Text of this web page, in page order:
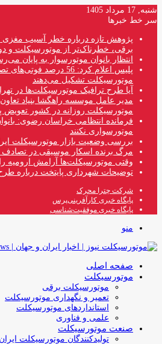
شنبه, 17 مرداد 1405
سر خط خبرها
پژوهش تازه درباره خطر آسیب مغزی
برقی، خطرناک‌تر از موتورسیکلت و
انتظار بانوان موتورسوار به پایان
پلیس اعلام کرد: 56 درصد
موتورسیکلت تشکیل می‌دهند
آیا طرح ترافیک موتورسیکلت‌ها در
مدیر عامل موسسه راهگشا بنیاد
موتورسیکلت روزانه در کشور
فرمانده انتظامی خراسان رضوی:
موتورسواری نکنند
بررسی وضعیت بازار موتورسیکلت
مرگ برنده اسکار موسیقی در
وقتی موتورسیکلت‌ها آرامش ارومیه
توضیحات شهرداری پایتخت درباره
شرکت چترا محرک
پایگاه خبری کارآفرینی‌پرس
پایگاه خبری موفقیت‌شناسی
منو
صفحه اصلی
موتورسیکلت
موتورسیکلت برقی
تعمیر و نگهداری موتورسیکلت
استانداردهای موتورسیکلت
علمی و فناوری
صنعت موتورسیکلت
تولیدکنندگان موتورسیکلت ایران